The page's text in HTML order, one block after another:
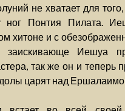
не хватает для
ног Понтия Пилата.
хитоне и с
заискивающе Иешуа
так же он и теперь
царят над